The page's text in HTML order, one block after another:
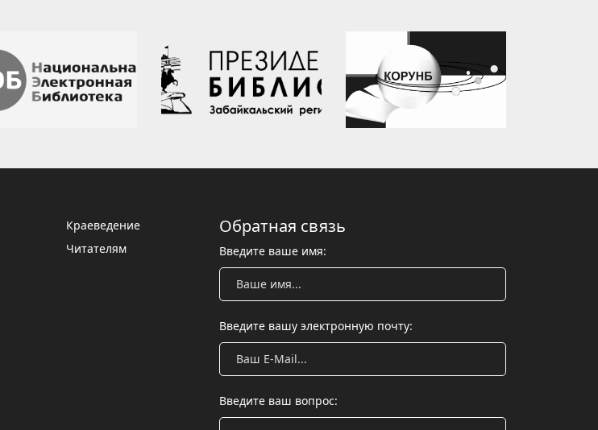
Краеведение
Читателям
Обратная связь
Введите ваше имя:
Введите вашу электронную почту:
Введите ваш вопрос: